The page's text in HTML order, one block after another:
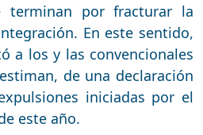
terminan por fracturar la
En este sentido,
a los y las convencionales
de una declaración
iniciadas por el
este año.